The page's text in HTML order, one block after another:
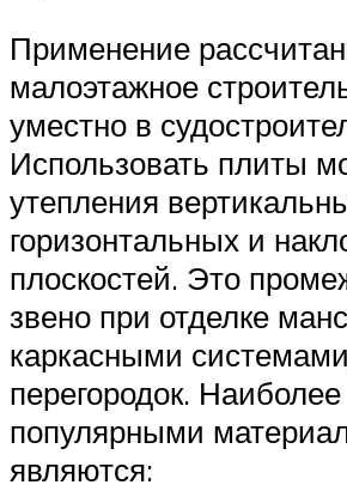
Применение
малоэтажное
уместно в
Использовать плиты
утепления
горизонтальных и
плоскостей. Это
звено при отделке
каркасными
перегородок. Наиболее
популярными
являются: